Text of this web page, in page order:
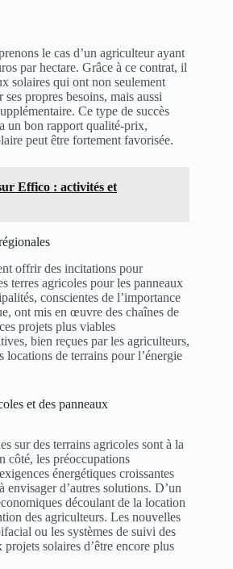
le cas d’un agriculteur ayant
par hectare. Grâce à ce contrat, il
solaires qui ont non seulement
propres besoins, mais aussi
Ce type de succès
un bon rapport qualité-prix,
peut être fortement favorisée.
Effico : activités et
offrir des incitations pour
terres agricoles pour les panneaux
conscientes de l’importance
ont mis en œuvre des chaînes de
projets plus viables
bien reçues par les agriculteurs,
locations de terrains pour l’énergie
et des panneaux
sur des terrains agricoles sont à la
côté, les préoccupations
énergétiques croissantes
envisager d’autres solutions. D’un
découlant de la location
des agriculteurs. Les nouvelles
ou les systèmes de suivi des
solaires d’être encore plus